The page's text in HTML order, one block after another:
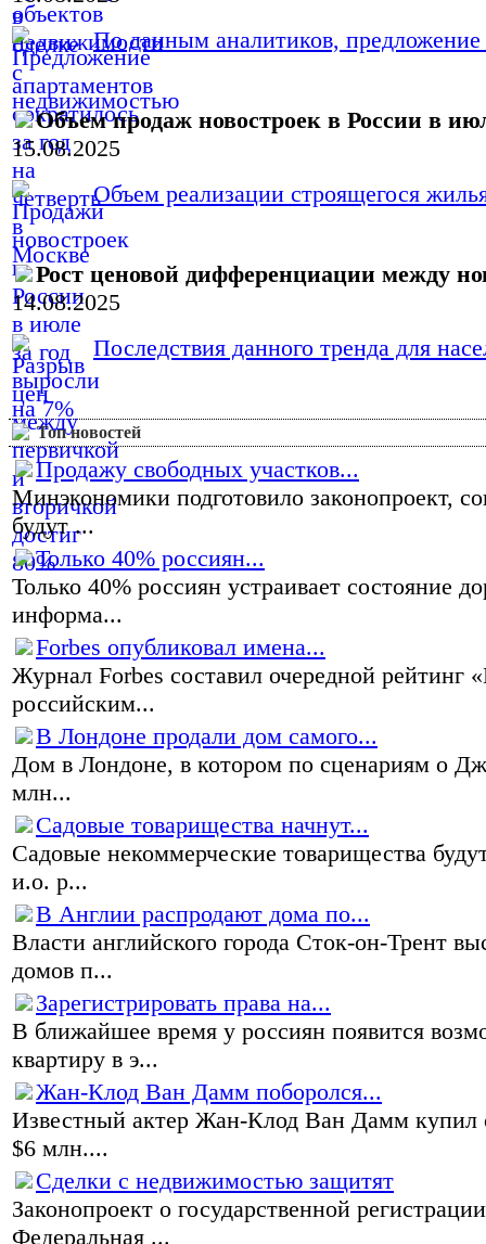
По данным аналитиков, предложение
Объем продаж новостроек в России в
15.08.2025
Объем реализации строящегося
Рост ценовой дифференциации между
14.08.2025
Последствия данного тренда для
Топ новостей
Продажу свободных участков...
Минэкономики подготовило законопроект,
будут ...
Только 40% россиян...
Только 40% россиян устраивает состояние
информа...
Forbes опубликовал имена...
Журнал Forbes составил очередной
российским...
В Лондоне продали дом самого...
Дом в Лондоне, в котором по сценариям о
млн...
Садовые товарищества начнут...
Садовые некоммерческие товарищества
и.о. р...
В Англии распродают дома по...
Власти английского города Сток-он-Трент
домов п...
Зарегистрировать права на...
В ближайшее время у россиян появится
квартиру в э...
Жан-Клод Ван Дамм поборолся...
Известный актер Жан-Клод Ван Дамм купил
$6 млн....
Сделки с недвижимостью защитят
Законопроект о государственной
Федеральная ...